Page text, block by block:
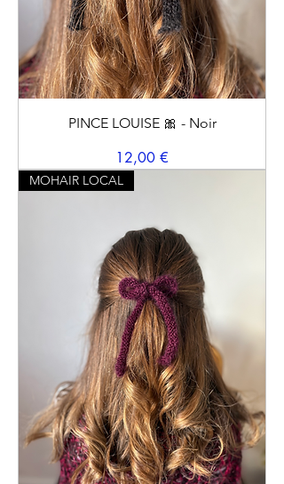
PINCE LOUISE 🎀 - Noir
Prix
12,00 €
MOHAIR LOCAL